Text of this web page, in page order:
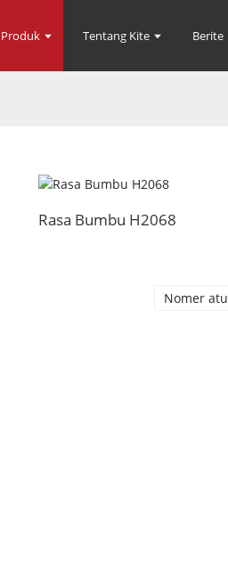
Produk Tentang Kite Berite
Rasa Bumbu H2068
Nomer atu